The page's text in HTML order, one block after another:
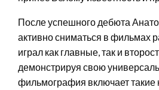
После успешного дебюта
активно сниматься в фильмах
играл как главные, так и
демонстрируя свою
фильмография включает такие